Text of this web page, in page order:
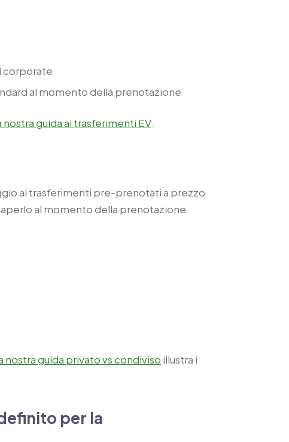
corporate
al momento della prenotazione
nostra guida ai trasferimenti EV.
ai trasferimenti pre-prenotati a prezzo
al momento della prenotazione.
nostra guida privato vs condiviso illustra i
per la